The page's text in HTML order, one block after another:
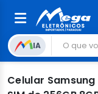
IA
Celular Samsung